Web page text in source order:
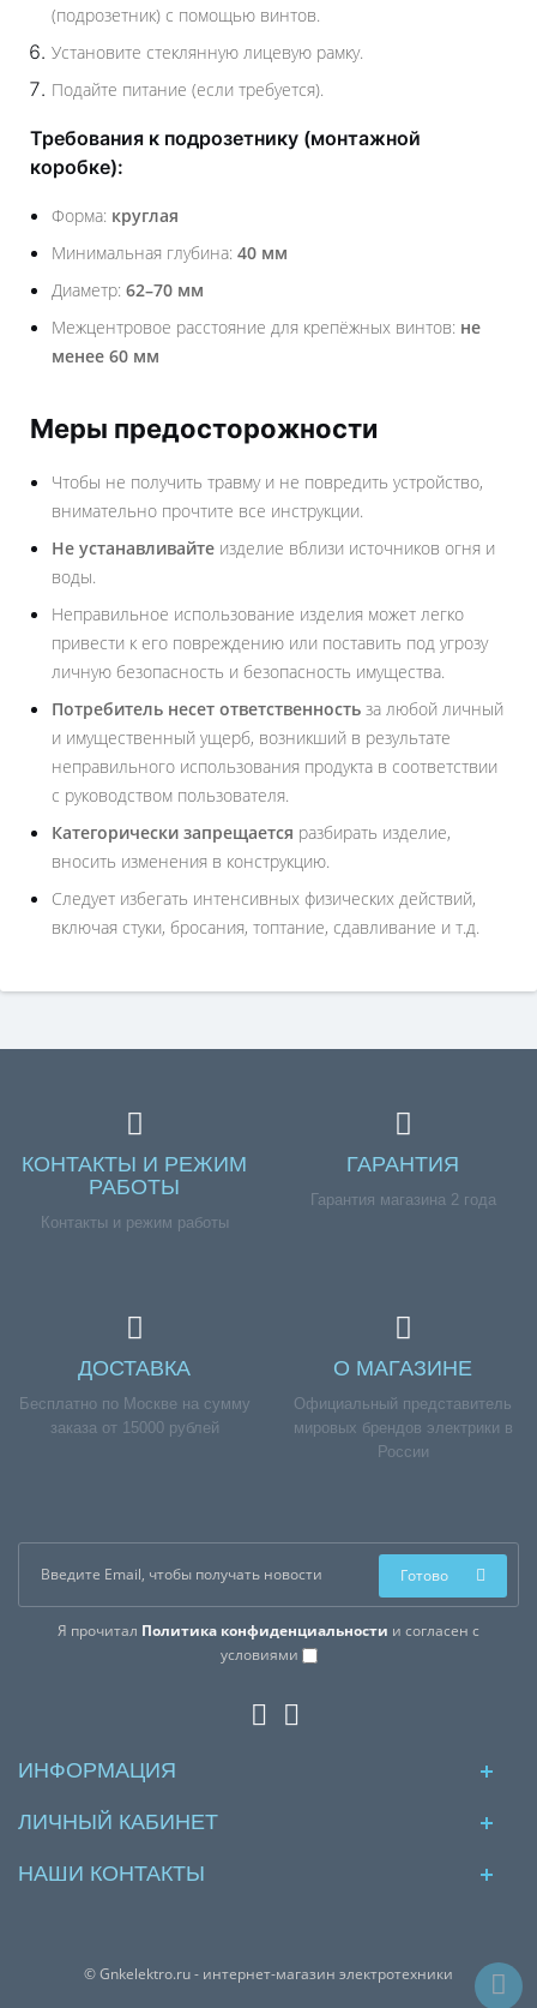
(подрозетник) с помощью винтов.
Установите стеклянную лицевую рамку.
Подайте питание (если требуется).
Требования к подрозетнику (монтажной
коробке):
Форма: круглая
Минимальная глубина: 40 мм
Диаметр: 62–70 мм
Межцентровое расстояние для крепёжных винтов: не
менее 60 мм
Меры предосторожности
Чтобы не получить травму и не повредить устройство,
внимательно прочтите все инструкции.
Не устанавливайте изделие вблизи источников огня и
воды.
Неправильное использование изделия может легко
привести к его повреждению или поставить под угрозу
личную безопасность и безопасность имущества.
Потребитель несет ответственность за любой личный
и имущественный ущерб, возникший в результате
неправильного использования продукта в соответствии
с руководством пользователя.
Категорически запрещается разбирать изделие,
вносить изменения в конструкцию.
Следует избегать интенсивных физических действий,
включая стуки, бросания, топтание, сдавливание и т.д.
КОНТАКТЫ И РЕЖИМ
РАБОТЫ
Контакты и режим работы
ГАРАНТИЯ
Гарантия магазина 2 года
ДОСТАВКА
Бесплатно по Москве на сумму
заказа от 15000 рублей
О МАГАЗИНЕ
Официальный представитель
мировых брендов электрики в
России
Я прочитал Политика конфиденциальности и согласен с
условиями
Готово
ИНФОРМАЦИЯ
ЛИЧНЫЙ КАБИНЕТ
НАШИ КОНТАКТЫ
© Gnkelektro.ru - интернет-магазин электротехники